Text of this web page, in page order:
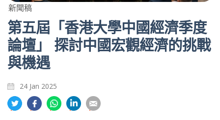
新聞稿
第五屆「香港大學中國經濟季度
論壇」 探討中國宏觀經濟的挑戰
與機遇
24 Jan 2025
分
享
分
享
分
享
享
享